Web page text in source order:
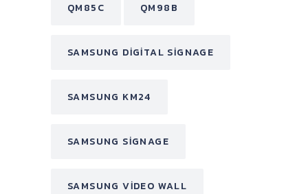
QM85C QM98B
SAMSUNG DIGITAL SIGNAGE
SAMSUNG KM24
SAMSUNG SIGNAGE
SAMSUNG VIDEO WALL